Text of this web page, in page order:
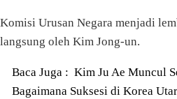
Komisi Urusan Negara menjadi
langsung oleh Kim Jong-un.
Baca Juga : Kim Ju Ae Muncul
Bagaimana Suksesi di Korea